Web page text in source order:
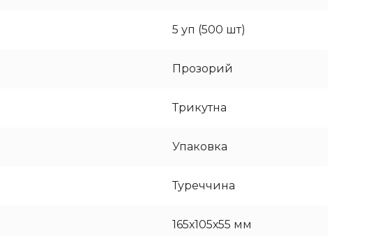
5 уп (500 шт)
Прозорий
Трикутна
Упаковка
Туреччина
165х105х55 мм